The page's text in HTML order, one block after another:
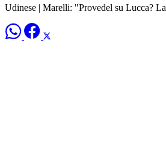
Udinese | Marelli: "Provedel su Lucca?